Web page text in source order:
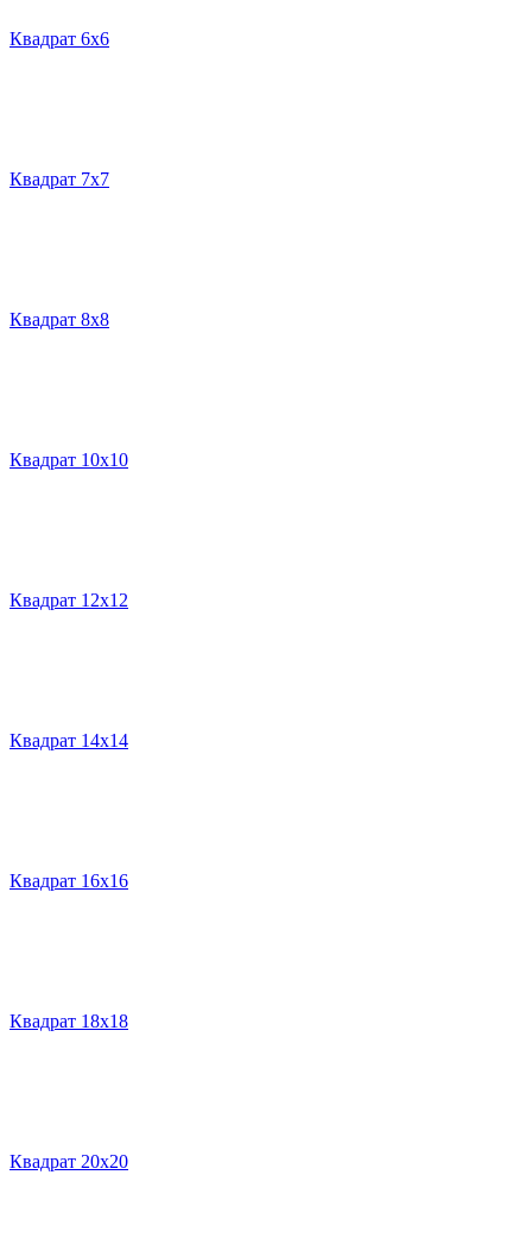
Квадрат 6х6
Квадрат 7х7
Квадрат 8х8
Квадрат 10х10
Квадрат 12х12
Квадрат 14х14
Квадрат 16х16
Квадрат 18х18
Квадрат 20х20